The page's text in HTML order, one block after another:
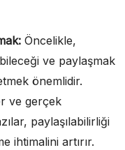
Öncelikle,
ve paylaşmak
önemlidir.
ve gerçek
paylaşılabilirliği
ihtimalini artırır.